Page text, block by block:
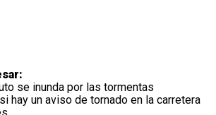
se inunda por las tormentas
hay un aviso de tornado en la carretera